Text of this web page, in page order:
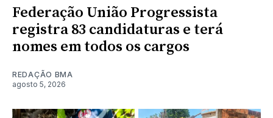
Federação União Progressista
registra 83 candidaturas e terá
nomes em todos os cargos
REDAÇÃO BMA
agosto 5, 2026